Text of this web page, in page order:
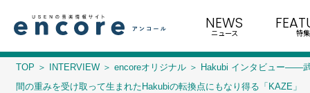
NEWS
ニュース 特集
TOP INTERVIEW encoreオリジナル
Hakubi インタビュー――
間の重みを受け取って生まれたHakubiの転換点にもなり得る「KAZE」